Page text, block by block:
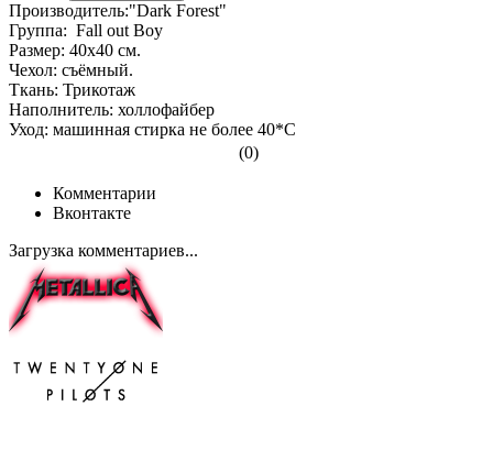
Производитель:"Dark Forest"
Группа: Fall out Boy
Размер: 40х40 см.
Чехол: съёмный.
Ткань: Трикотаж
Наполнитель: холлофайбер
Уход: машинная стирка не более 40*С
(0)
Комментарии
Вконтакте
Загрузка комментариев...